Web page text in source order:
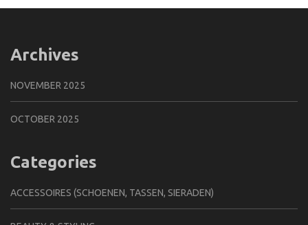
Archives
NOVEMBER 2025
OCTOBER 2025
Categories
ACCESSOIRES (SCHOENEN, TASSEN, SIERADEN)